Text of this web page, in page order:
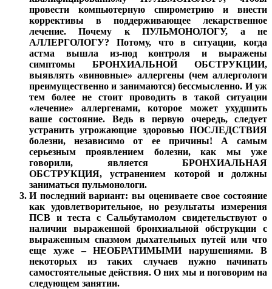
провести компьютерную спирометрию и внести
коррективы в поддерживающее лекарственное
лечение. Почему к ПУЛЬМОНОЛОГУ, а не
АЛЛЕРГОЛОГУ? Потому, что в ситуации, когда
астма вышла из-под контроля и выражены
симптомы БРОНХИАЛЬНОЙ ОБСТРУКЦИИ,
выявлять «виновные» аллергены (чем аллергологи
преимущественно и занимаются) бессмысленно. И уж
тем более не стоит проводить в такой ситуации
«лечение» аллергенами, которое может ухудшить
ваше состояние. Ведь в первую очередь, следует
устранить угрожающие здоровью ПОСЛЕДСТВИЯ
болезни, независимо от ее причины! А самым
серьезным проявлением болезни, как мы уже
говорили, является БРОНХИАЛЬНАЯ
ОБСТРУКЦИЯ, устранением которой и должны
заниматься пульмонологи.
И последний вариант: вы оцениваете свое состояние
как удовлетворительное, но результаты измерения
ПСВ и теста с Сальбутамолом свидетельствуют о
наличии выраженной бронхиальной обструкции с
выраженным спазмом дыхательных путей или что
еще хуже – НЕОБРАТИМЫМИ нарушениями. В
некоторых из таких случаев нужно начинать
самостоятельные действия. О них мы и поговорим на
следующем занятии.